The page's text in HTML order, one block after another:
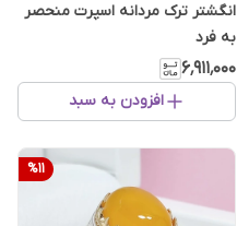
انگشتر ترک مردانه اسپرت منحصر
به فرد
۶٬۹۱۱٬۰۰۰
افزودن به سبد
%11